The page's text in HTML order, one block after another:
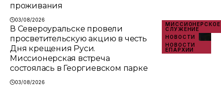
проживания
03/08/2026
МИССИОНЕРСКОЕ
СЛУЖЕНИЕ
НОВОСТИ
НОВОСТИ
ЕПАРХИИ
В Североуральске провели
просветительскую акцию в честь
Дня крещения Руси.
Миссионерская встреча
состоялась в Георгиевском парке
03/08/2026